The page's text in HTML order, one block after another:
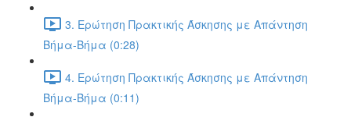
3. Ερώτηση Πρακτικής Άσκησης με Απάντηση
Βήμα-Βήμα (0:28)
4. Ερώτηση Πρακτικής Άσκησης με Απάντηση
Βήμα-Βήμα (0:11)